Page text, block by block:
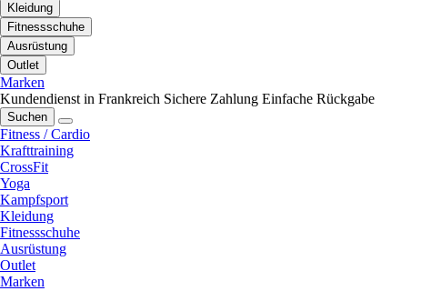
Kleidung
Fitnessschuhe
Ausrüstung
Outlet
Marken
Kundendienst in Frankreich Sichere Zahlung Einfache Rückgabe
Suchen
Fitness / Cardio
Krafttraining
CrossFit
Yoga
Kampfsport
Kleidung
Fitnessschuhe
Ausrüstung
Outlet
Marken